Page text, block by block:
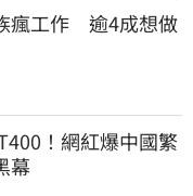
瘋工作　逾4成想做
！網紅爆中國繁
幕